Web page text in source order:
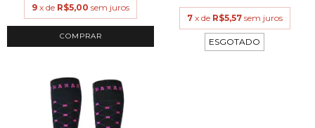
9 x de R$5,00 sem juros
COMPRAR
7 x de R$5,57 sem juros
ESGOTADO